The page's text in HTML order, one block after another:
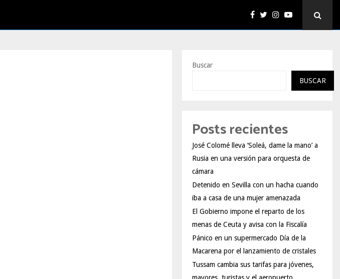
Buscar
BUSCAR
Posts recientes
José Colomé lleva ‘Soleá, dame la mano’ a
Rusia en una versión para orquesta de
cámara
Detenido en Sevilla con un hacha cuando
iba a casa de una mujer amenazada
El Gobierno impone el reparto de los
menas de Ceuta y avisa con la Fiscalía
Pánico en un supermercado Día de la
Macarena por el lanzamiento de cristales
Tussam cambia sus tarifas para jóvenes,